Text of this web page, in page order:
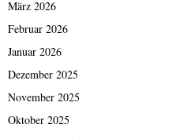
März 2026
Februar 2026
Januar 2026
Dezember 2025
November 2025
Oktober 2025